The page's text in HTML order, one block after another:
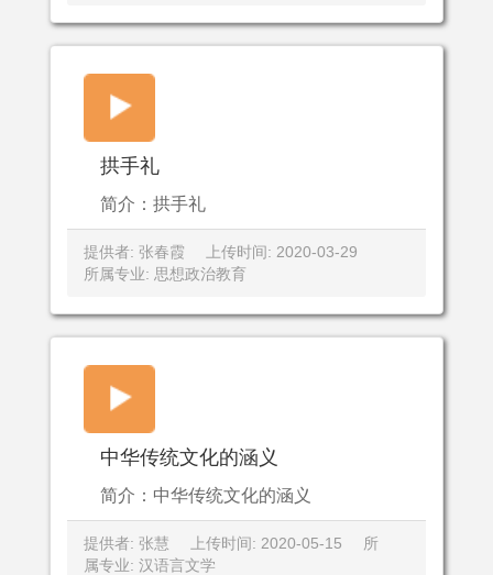
拱手礼
简介：拱手礼
提供者: 张春霞
上传时间: 2020-03-29
所属专业: 思想政治教育
中华传统文化的涵义
简介：中华传统文化的涵义
提供者: 张慧 上传时间: 2020-05-15
所
属专业: 汉语言文学